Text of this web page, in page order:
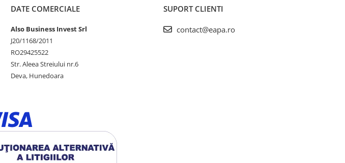
DATE COMERCIALE
Also Business Invest Srl
J20/1168/2011
RO29425522
Str. Aleea Streiului nr.6
Deva, Hunedoara
SUPORT CLIENTI
contact@eapa.ro